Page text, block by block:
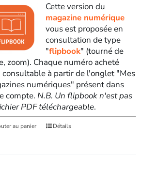
Cette version du
magazine numérique
vous est proposée en
consultation de type
"flipbook" (tourné de
zoom). Chaque numéro acheté
consultable à partir de l'onglet "Mes
numériques" présent dans
compte. N.B. Un flipbook n'est pas
PDF téléchargeable.
au panier Détails